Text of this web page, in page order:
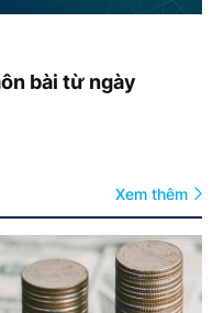
bài từ ngày
Xem thêm